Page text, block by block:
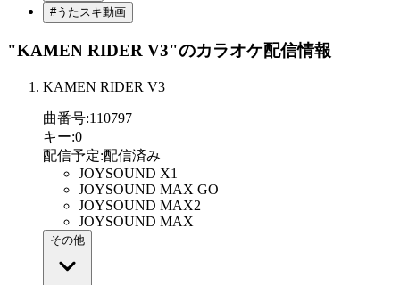
#うたスキ動画
"KAMEN RIDER V3"のカラオケ配信情報
KAMEN RIDER V3
曲番号:110797
キー:0
配信予定:配信済み
JOYSOUND X1
JOYSOUND MAX GO
JOYSOUND MAX2
JOYSOUND MAX
その他